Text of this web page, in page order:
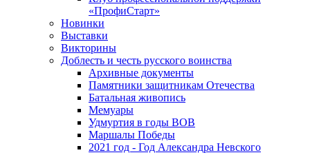
«ПрофиСтарт»
Новинки
Выставки
Викторины
Доблесть и честь русского воинства
Архивные документы
Памятники защитникам Отечества
Батальная живопись
Мемуары
Удмуртия в годы ВОВ
Маршалы Победы
2021 год - Год Александра Невского